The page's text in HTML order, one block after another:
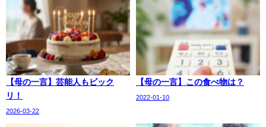
【母の一言】芸能人もビック
リ！
2026-03-22
【母の一言】この食べ物は？
2022-01-10